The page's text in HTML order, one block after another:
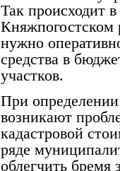
Так происходит
нужно
средства в
участков.
При
возникают
кадастровой
ряде
облегчить бремя